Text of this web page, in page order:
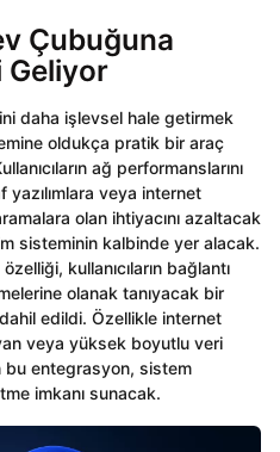
Çubuğuna
Geliyor
daha işlevsel hale getirmek
oldukça pratik bir araç
ağ performanslarını
veya internet
olan ihtiyacını azaltacak
sisteminin kalbinde yer alacak.
özelliği, kullanıcıların bağlantı
olanak tanıyacak bir
edildi. Özellikle internet
veya yüksek boyutlu veri
bu entegrasyon, sistem
imkanı sunacak.